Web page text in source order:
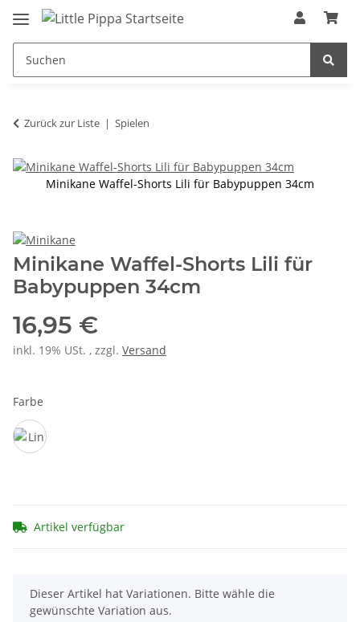
Zum Hauptinhalt springen
springen
Zurück zur Liste Spielen
Minikane Waffel-Shorts Lili für Babypuppen 34cm
Minikane Waffel-Shorts Lili für
Babypuppen 34cm
16,95 €
inkl. 19% USt. , zzgl. Versand
Farbe
Artikel verfügbar
x
Dieser Artikel hat Variationen. Bitte wähle die
gewünschte Variation aus.